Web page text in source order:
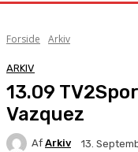
Forside Arkiv
ARKIV
13.09
Vazquez
Af Arkiv 13.